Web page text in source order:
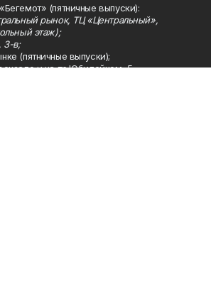
(пятничные выпуски):
рынок, ТЦ «Центральный»,
этаж);
3-в;
(пятничные выпуски);
и на пр.Юбилейном, 5.